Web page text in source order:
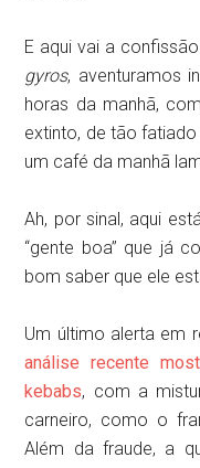
E aqui vai a
gyros, aventuramos
horas da manhã,
extinto, de tão
um café da manhã
Ah, por sinal, aqui
“gente boa” que já
bom saber que ele
Um último alerta em
análise recente
kebabs, com a
carneiro, como o
Além da fraude, a